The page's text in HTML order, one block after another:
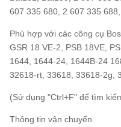
607 335 680, 2 607 335
Phù hợp với các công cụ
GSR 18 VE-2, PSB 18VE,
1644, 1644-24, 1644B-24
32618-rt, 33618, 33618-2g,
(Sử dụng "Ctrl+F" để tìm
Thông tin vận chuyển